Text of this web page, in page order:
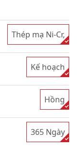
Thép mạ Ni-Cr,
Kế hoạch
Hồng
365 Ngày